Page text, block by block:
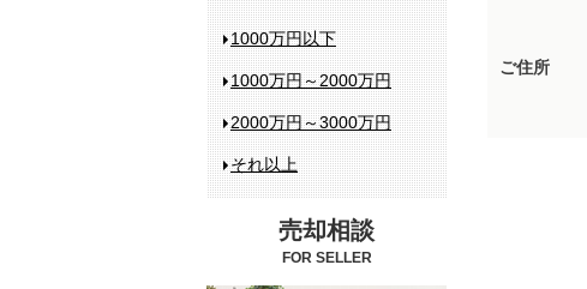
ご住所
1000万円以下
1000万円～2000万円
2000万円～3000万円
それ以上
売却相談
FOR SELLER